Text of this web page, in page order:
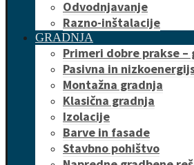
Odvodnjavanje
Razno-inštalacije
GRADNJA
Primeri dobre prakse –
Pasivna in
Montažna gradnja
Klasična gradnja
Izolacije
Barve in fasade
Stavbno pohištvo